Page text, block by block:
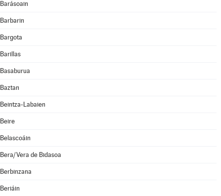
Barásoain
Barbarin
Bargota
Barillas
Basaburua
Baztan
Beintza-Labaien
Beire
Belascoáin
Bera/Vera de Bidasoa
Berbinzana
Beriáin